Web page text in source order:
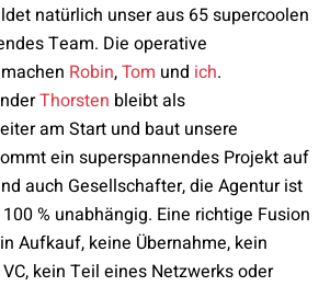
natürlich unser aus 65 supercoolen
Team. Die operative
Robin,Tom und ich.
Thorsten bleibt als
am Start und baut unsere
ein superspannendes Projekt auf
auch Gesellschafter, die Agentur ist
% unabhängig. Eine richtige Fusion
Aufkauf, keine Übernahme, kein
kein Teil eines Netzwerks oder